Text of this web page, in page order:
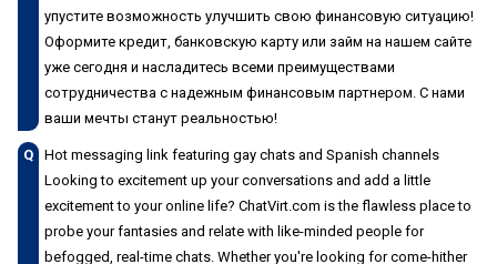
упустите возможность улучшить свою финансовую ситуацию!
Оформите кредит, банковскую карту или займ на нашем сайте
уже сегодня и насладитесь всеми преимуществами
сотрудничества с надежным финансовым партнером. С нами
ваши мечты станут реальностью!
Q
Hot messaging link featuring gay chats and Spanish channels
Looking to excitement up your conversations and add a little
excitement to your online life? ChatVirt.com is the flawless place to
probe your fantasies and relate with like-minded people for
befogged, real-time chats. Whether you're looking for come-hither